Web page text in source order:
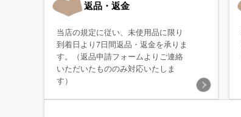
返品・返金
当店の規定に従い、未使用品に限り
到着日より7日間返品・返金を承りま
す。（返品申請フォームよりご連絡
いただいたもののみ対応いたしま
す）